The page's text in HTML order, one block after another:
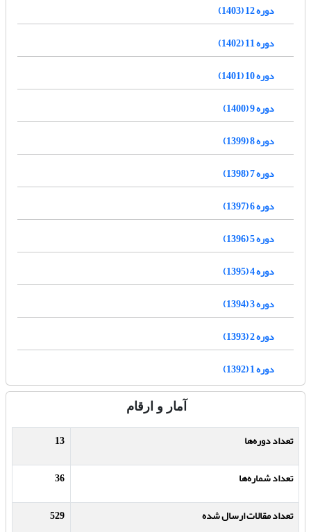
دوره 12 (1403)
دوره 11 (1402)
دوره 10 (1401)
دوره 9 (1400)
دوره 8 (1399)
دوره 7 (1398)
دوره 6 (1397)
دوره 5 (1396)
دوره 4 (1395)
دوره 3 (1394)
دوره 2 (1393)
دوره 1 (1392)
آمار و ارقام
تعداد دوره‌ها
13
تعداد شماره‌ها
36
تعداد مقالات ارسال شده
529